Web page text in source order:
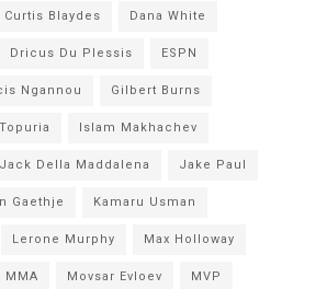
Curtis Blaydes Dana White
Dricus Du Plessis ESPN
Ngannou Gilbert Burns
Islam Makhachev
Jack Della Maddalena Jake Paul
Gaethje Kamaru Usman
Lerone Murphy Max Holloway
MMA Movsar Evloev MVP